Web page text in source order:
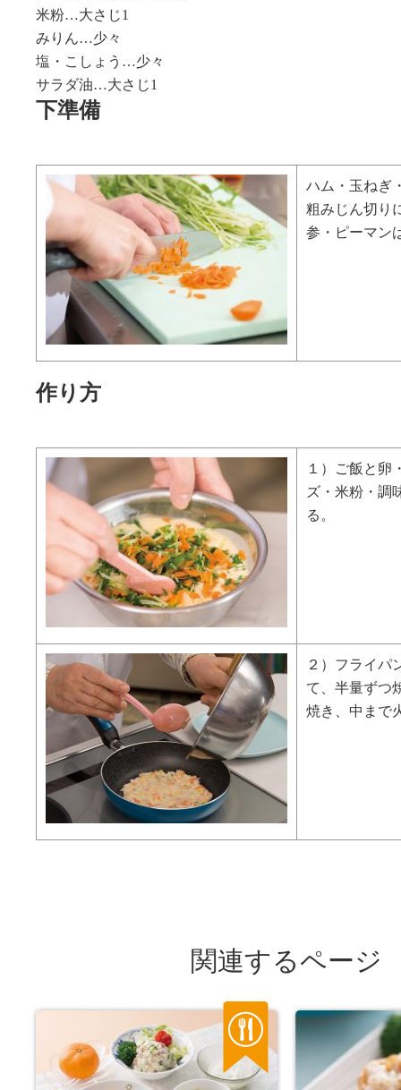
米粉…大さじ1
みりん…少々
塩・こしょう…少々
サラダ油…大さじ1
下準備
ハム・玉ねぎ
粗みじん切り
参・ピーマン
作り方
１）ご飯と卵
ズ・米粉・調
る。
２）フライパ
て、半量ずつ
焼き、中まで
関連するページ